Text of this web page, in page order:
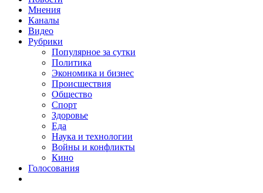
Мнения
Каналы
Видео
Рубрики
Популярное за сутки
Политика
Экономика и бизнес
Происшествия
Общество
Спорт
Здоровье
Еда
Наука и технологии
Войны и конфликты
Кино
Голосования